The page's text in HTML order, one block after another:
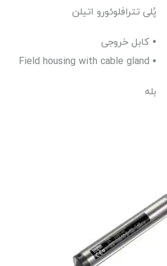
پُلی تترافلوئورو اتیلن
کابل خروجی •
Field housing with cable gland •
بله